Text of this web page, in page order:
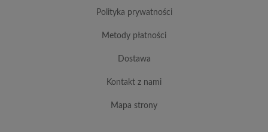
polityka prywatności
metody płatności
dostawa
kontakt z nami
mapa strony